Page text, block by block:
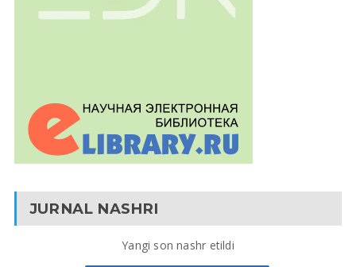
JURNAL NASHRI
Yangi son nashr etildi